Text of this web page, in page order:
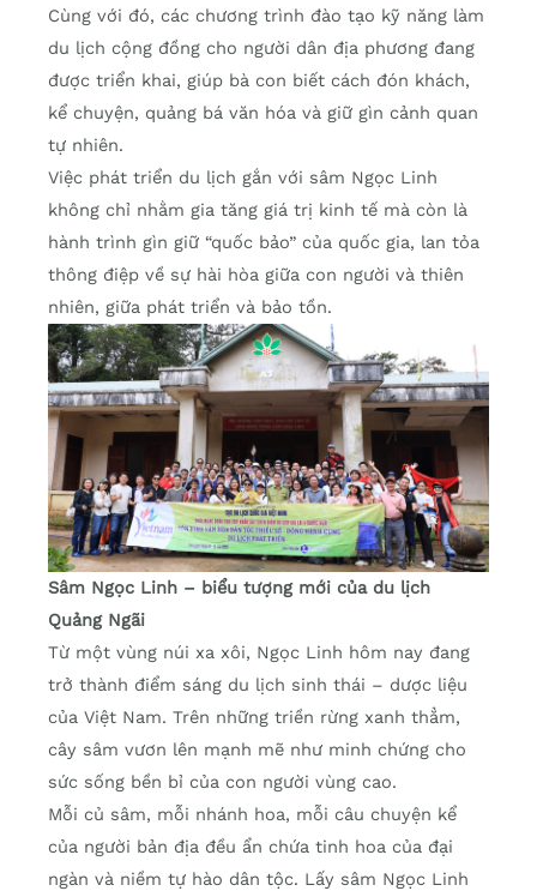
Cùng với đó, các chương trình đào tạo kỹ năng làm
du lịch cộng đồng cho người dân địa phương đang
được triển khai, giúp bà con biết cách đón khách,
kể chuyện, quảng bá văn hóa và giữ gìn cảnh quan
tự nhiên.
Việc phát triển du lịch gắn với sâm Ngọc Linh
không chỉ nhằm gia tăng giá trị kinh tế mà còn là
hành trình gìn giữ “quốc bảo” của quốc gia, lan tỏa
thông điệp về sự hài hòa giữa con người và thiên
nhiên, giữa phát triển và bảo tồn.
Sâm Ngọc Linh – biểu tượng mới của du lịch
Quảng Ngãi
Từ một vùng núi xa xôi, Ngọc Linh hôm nay đang
trở thành điểm sáng du lịch sinh thái – dược liệu
của Việt Nam. Trên những triền rừng xanh thẳm,
cây sâm vươn lên mạnh mẽ như minh chứng cho
sức sống bền bỉ của con người vùng cao.
Mỗi củ sâm, mỗi nhánh hoa, mỗi câu chuyện kể
của người bản địa đều ẩn chứa tinh hoa của đại
ngàn và niềm tự hào dân tộc. Lấy sâm Ngọc Linh